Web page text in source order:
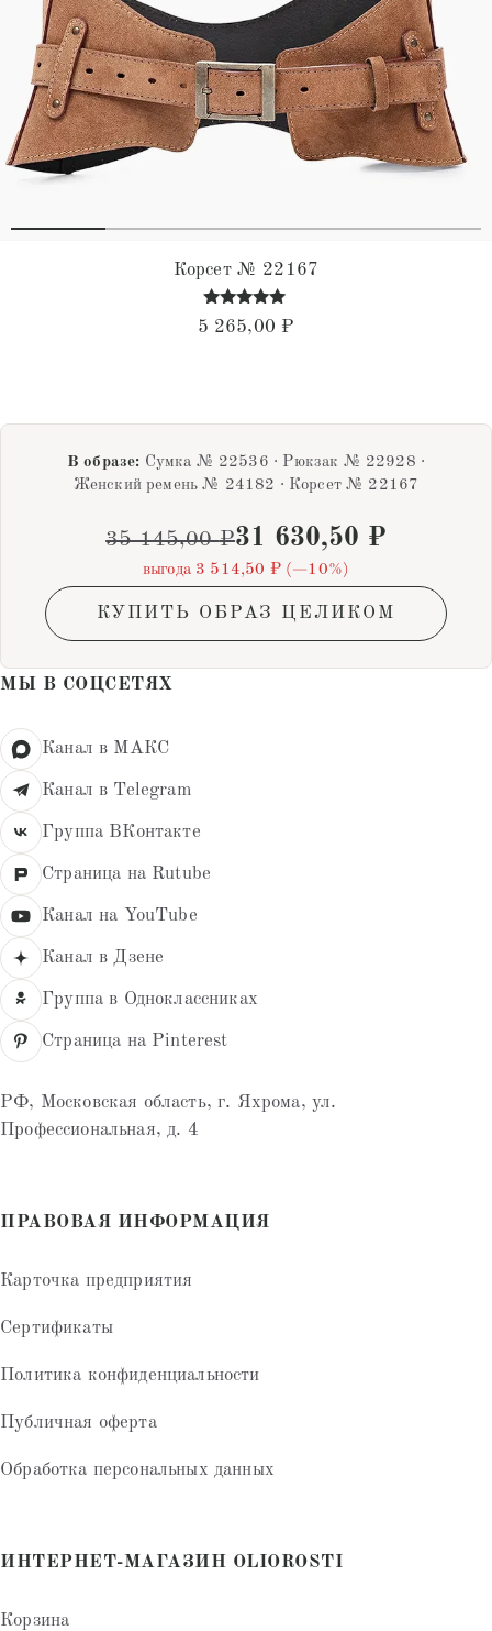
Корсет № 22167
Оценка
4.78
5 265,00 ₽
В образе: Сумка № 22536 · Рюкзак № 22928 ·
Женский ремень № 24182 · Корсет № 22167
35 145,00₽31 630,50 ₽
выгода 3 514,50 ₽ (−10%)
КУПИТЬ ОБРАЗ ЦЕЛИКОМ
МЫ В СОЦСЕТЯХ
Канал в МАКС
Канал в Telegram
Группа ВКонтакте
Страница на Rutube
Канал на YouTube
Канал в Дзене
Группа в Одноклассниках
Страница на Pinterest
РФ, Московская область, г. Яхрома, ул.
Профессиональная, д. 4
ПРАВОВАЯ ИНФОРМАЦИЯ
Карточка предприятия
Сертификаты
Политика конфиденциальности
Публичная оферта
Обработка персональных данных
ИНТЕРНЕТ-МАГАЗИН OLIOROSTI
Корзина